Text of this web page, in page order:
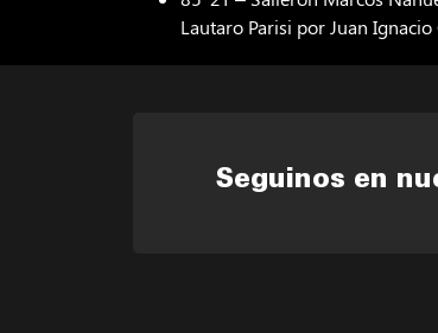
Lautaro Parisi por Juan Ignacio
Seguinos en